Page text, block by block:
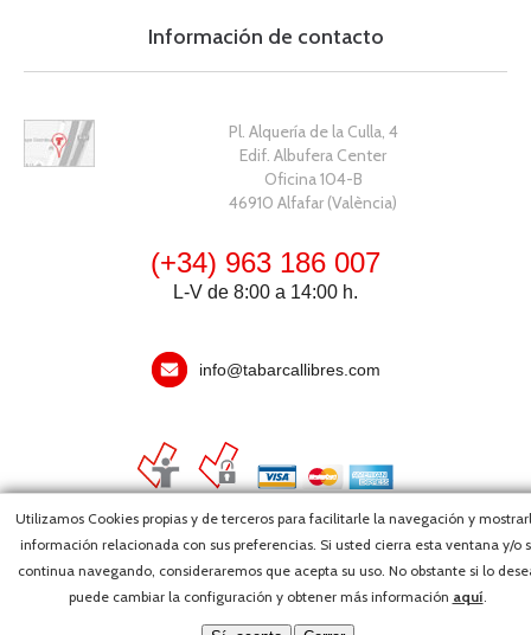
Utilizamos Cookies propias y de terceros para facilitarle la navegación y
información relacionada con sus preferencias. Si usted cierra esta ventana y/o
continua navegando, consideraremos que acepta su uso. No obstante si lo
puede cambiar la configuración y obtener más información aquí.
Información de contacto
Pl. Alquería de la Culla, 4
Edif. Albufera Center
Oficina 104-B
46910 Alfafar (València)
(+34) 963 186 007
L-V de 8:00 a 14:00 h.
info@tabarcallibres.com
Copyright, 2026 © Editorial Tabarca Llibres, S.L. · Todos los derechos
reservados ·
Webmaster